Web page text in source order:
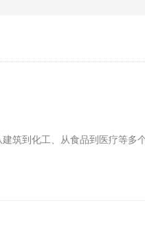
筑到化工、从食品到医疗等